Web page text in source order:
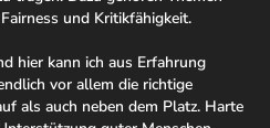
und Kritikfähigkeit.
hier kann ich aus Erfahrung
vor allem die richtige
als auch neben dem Platz. Harte